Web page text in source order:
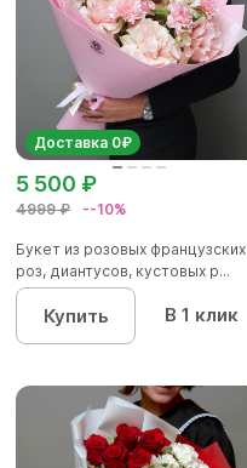
Доставка 0₽
4999 ₽ --10%
5 500 ₽
Букет из розовых французских
роз, диантусов, кустовых р...
Купить В 1 клик